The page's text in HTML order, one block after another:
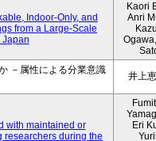
Indoor-Only, and
from a Large-Scale
Japan
Kaori
Anri
－属性による分業意識
井上
with maintained or
researchers during the
Eri